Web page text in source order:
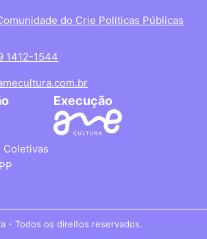
do Crie Políticas Públicas
1412-1544
Coletivas
Execução
- Todos os direitos reservados.